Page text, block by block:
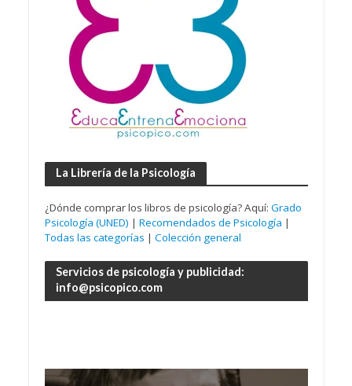
La Librería de la Psicología
¿Dónde comprar los libros de psicología? Aquí: Grado
Psicología (UNED) | Recomendados de Psicología |
Todas las categorías | Colección general
Servicios de psicología y publicidad:
info@psicopico.com